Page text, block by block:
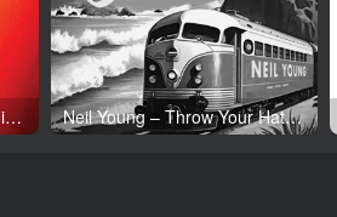
Neil Young – Tonight’s the Night (50th Anniversary)(093624835097)【24bit／192.0kHz】土耳其区 Neil Young – Throw Your Hatred Down (Live) – Single(054391239273)【24bit／96.0kHz】土耳其区